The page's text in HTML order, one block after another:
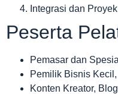
Integrasi dan
Peserta
Pemasar dan
Pemilik Bisnis
Konten Kreator,